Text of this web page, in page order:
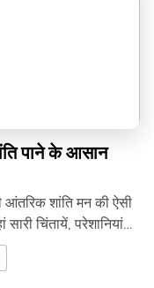
पाने के आसान
आंतरिक शांति मन की ऐसी
चिंतायें, परेशानियां
दूर हो जाते हैं। हालात
हो, आप बिल्कुल